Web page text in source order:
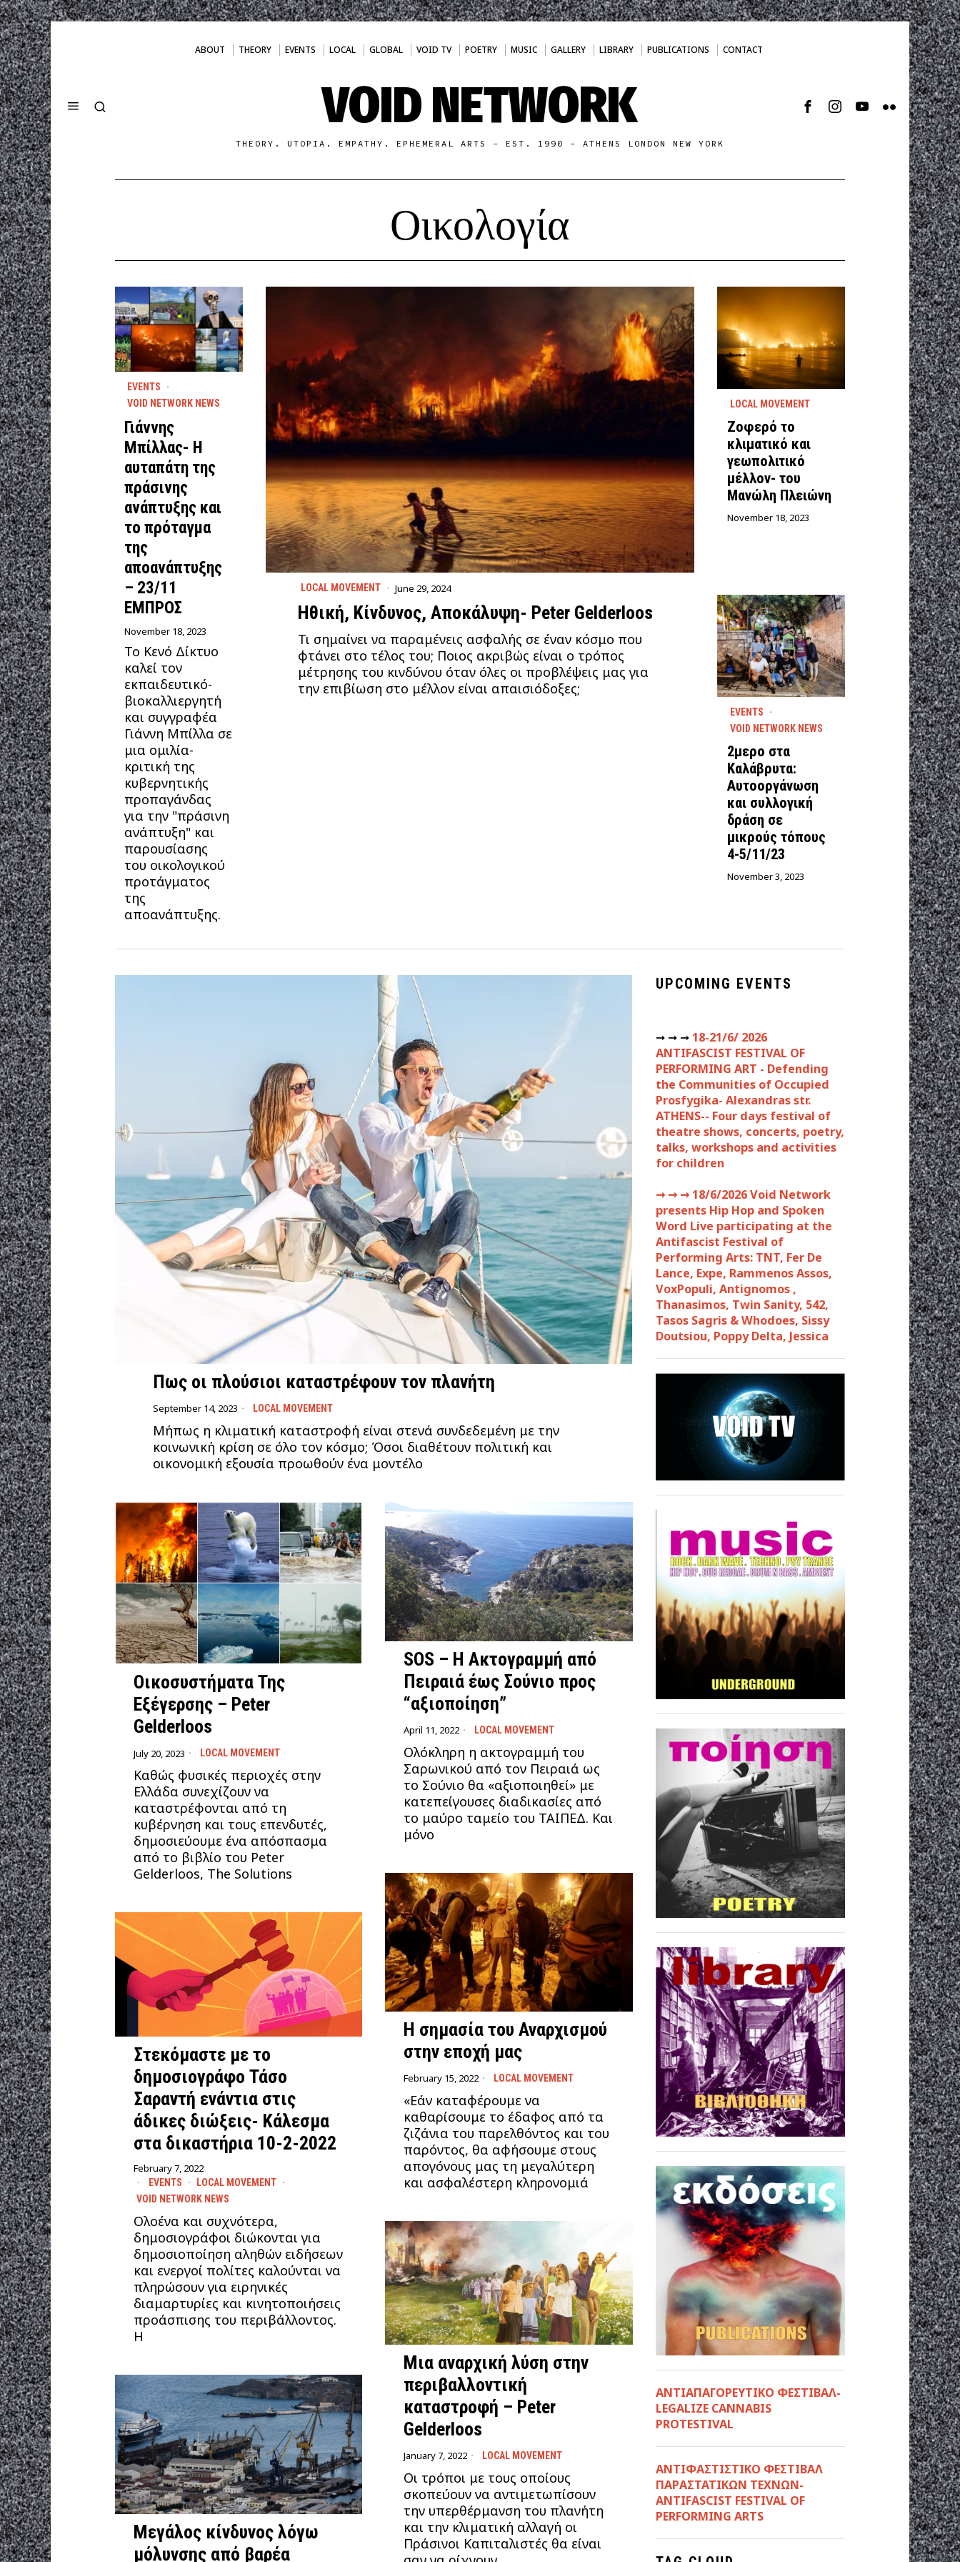
ABOUT THEORY EVENTS LOCAL GLOBAL VOID TV POETRY MUSIC GALLERY LIBRARY PUBLICATIONS CONTACT
VOID NETWORK
THEORY. UTOPIA. EMPATHY. EPHEMERAL ARTS - EST. 1990 - ATHENS LONDON NEW YORK
Οικολογία
LOCAL MOVEMENT June 29, 2024
Ηθική, Κίνδυνος, Αποκάλυψη- Peter Gelderloos
Τι σημαίνει να παραμένεις ασφαλής σε έναν κόσμο που
φτάνει στο τέλος του; Ποιος ακριβώς είναι ο τρόπος
μέτρησης του κινδύνου όταν όλες οι προβλέψεις μας για
την επιβίωση στο μέλλον είναι απαισιόδοξες;
EVENTS
·
VOID NETWORK NEWS
Γιάννης
Μπίλλας- Η
αυταπάτη της
πράσινης
ανάπτυξης και
το πρόταγμα
της
αποανάπτυξης
– 23/11
ΕΜΠΡΟΣ
November 18, 2023
Το Κενό Δίκτυο
καλεί τον
εκπαιδευτικό-
βιοκαλλιεργητή
και συγγραφέα
Γιάννη Μπίλλα σε
μια ομιλία-
κριτική της
κυβερνητικής
προπαγάνδας
για την "πράσινη
ανάπτυξη" και
παρουσίασης
του οικολογικού
προτάγματος
της
αποανάπτυξης.
LOCAL MOVEMENT
Ζοφερό το
κλιματικό και
γεωπολιτικό
μέλλον- του
Μανώλη Πλειώνη
November 18, 2023
EVENTS
·
VOID NETWORK NEWS
2μερο στα
Καλάβρυτα:
Αυτοοργάνωση
και συλλογική
δράση σε
μικρούς τόπους
4-5/11/23
November 3, 2023
Πως οι πλούσιοι καταστρέφουν τον πλανήτη
September 14, 2023 LOCAL MOVEMENT
Μήπως η κλιματική καταστροφή είναι στενά συνδεδεμένη με την
κοινωνική κρίση σε όλο τον κόσμο; Όσοι διαθέτουν πολιτική και
οικονομική εξουσία προωθούν ένα μοντέλο
Οικοσυστήματα Της
Εξέγερσης – Peter
Gelderloos
July 20, 2023 LOCAL MOVEMENT
Καθώς φυσικές περιοχές στην
Ελλάδα συνεχίζουν να
καταστρέφονται από τη
κυβέρνηση και τους επενδυτές,
δημοσιεύουμε ένα απόσπασμα
από το βιβλίο του Peter
Gelderloos, The Solutions
SOS – Η Ακτογραμμή από
Πειραιά έως Σούνιο προς
“αξιοποίηση”
April 11, 2022 LOCAL MOVEMENT
Ολόκληρη η ακτογραμμή του
Σαρωνικού από τον Πειραιά ως
το Σούνιο θα «αξιοποιηθεί» με
κατεπείγουσες διαδικασίες από
το μαύρο ταμείο του ΤΑΙΠΕΔ. Και
μόνο
Η σημασία του Αναρχισμού
στην εποχή μας
February 15, 2022 LOCAL MOVEMENT
«Εάν καταφέρουμε να
καθαρίσουμε το έδαφος από τα
ζιζάνια του παρελθόντος και του
παρόντος, θα αφήσουμε στους
απογόνους μας τη μεγαλύτερη
και ασφαλέστερη κληρονομιά
Στεκόμαστε με το
δημοσιογράφο Τάσο
Σαραντή ενάντια στις
άδικες διώξεις- Κάλεσμα
στα δικαστήρια 10-2-2022
February 7, 2022
EVENTS · LOCAL MOVEMENT ·
VOID NETWORK NEWS
Ολοένα και συχνότερα,
δημοσιογράφοι διώκονται για
δημοσιοποίηση αληθών ειδήσεων
και ενεργοί πολίτες καλούνται να
πληρώσουν για ειρηνικές
διαμαρτυρίες και κινητοποιήσεις
προάσπισης του περιβάλλοντος.
Η
Μια αναρχική λύση στην
περιβαλλοντική
καταστροφή – Peter
Gelderloos
January 7, 2022 LOCAL MOVEMENT
Οι τρόποι με τους οποίους
σκοπεύουν να αντιμετωπίσουν
την υπερθέρμανση του πλανήτη
και την κλιματική αλλαγή οι
Πράσινοι Καπιταλιστές θα είναι
Μεγάλος κίνδυνος λόγω
μόλυνσης από βαρέα
UPCOMING EVENTS
➞ ➞ ➞ 18-21/6/ 2026
ANTIFASCIST FESTIVAL OF
PERFORMING ART - Defending
the Communities of Occupied
Prosfygika- Alexandras str.
ATHENS-- Four days festival of
theatre shows, concerts, poetry,
talks, workshops and activities
for children
➞ ➞ ➞18/6/2026 Void Network
presents Hip Hop and Spoken
Word Live participating at the
Antifascist Festival of
Performing Arts: TNT, Fer De
Lance, Expe, Rammenos Assos,
VoxPopuli, Antignomos ,
Thanasimos, Twin Sanity, 542,
Tasos Sagris & Whodoes, Sissy
Doutsiou, Poppy Delta, Jessica
ΑΝΤΙΑΠΑΓΟΡΕΥΤΙΚΟ ΦΕΣΤΙΒΑΛ-
LEGALIZE CANNABIS
PROTESTIVAL
ANTIΦΑΣΤΙΣΤΙΚΟ ΦΕΣΤΙΒΑΛ
ΠΑΡΑΣΤΑΤΙΚΩΝ ΤΕΧΝΩΝ-
ANTIFASCIST FESTIVAL OF
PERFORMING ARTS